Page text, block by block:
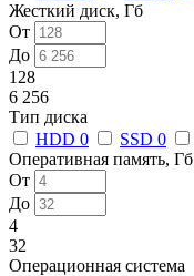
Жесткий диск, Гб
От
До
128
6 256
Тип диска
HDD 0 SSD 0
Оперативная память, Гб
От
До
4
32
Операционная система